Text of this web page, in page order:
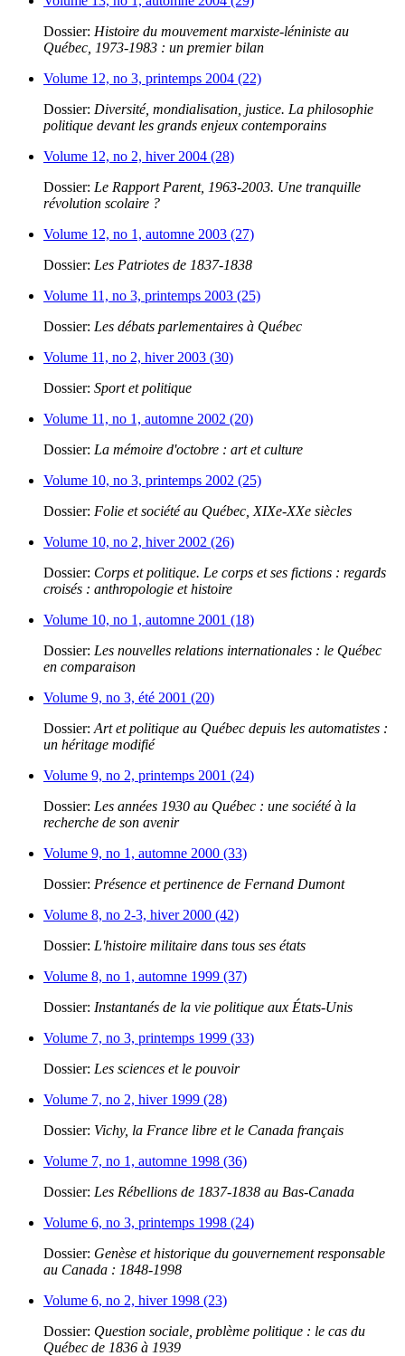
Dossier: Histoire du mouvement marxiste-léniniste au
Québec, 1973-1983 : un premier bilan
Volume 12, no 3, printemps 2004 (22)
Dossier: Diversité, mondialisation, justice. La philosophie
politique devant les grands enjeux contemporains
Volume 12, no 2, hiver 2004 (28)
Dossier: Le Rapport Parent, 1963-2003. Une tranquille
révolution scolaire ?
Volume 12, no 1, automne 2003 (27)
Dossier: Les Patriotes de 1837-1838
Volume 11, no 3, printemps 2003 (25)
Dossier: Les débats parlementaires à Québec
Volume 11, no 2, hiver 2003 (30)
Dossier: Sport et politique
Volume 11, no 1, automne 2002 (20)
Dossier: La mémoire d'octobre : art et culture
Volume 10, no 3, printemps 2002 (25)
Dossier: Folie et société au Québec, XIXe-XXe siècles
Volume 10, no 2, hiver 2002 (26)
Dossier: Corps et politique. Le corps et ses fictions : regards
croisés : anthropologie et histoire
Volume 10, no 1, automne 2001 (18)
Dossier: Les nouvelles relations internationales : le Québec
en comparaison
Volume 9, no 3, été 2001 (20)
Dossier: Art et politique au Québec depuis les automatistes :
un héritage modifié
Volume 9, no 2, printemps 2001 (24)
Dossier: Les années 1930 au Québec : une société à la
recherche de son avenir
Volume 9, no 1, automne 2000 (33)
Dossier: Présence et pertinence de Fernand Dumont
Volume 8, no 2-3, hiver 2000 (42)
Dossier: L'histoire militaire dans tous ses états
Volume 8, no 1, automne 1999 (37)
Dossier: Instantanés de la vie politique aux États-Unis
Volume 7, no 3, printemps 1999 (33)
Dossier: Les sciences et le pouvoir
Volume 7, no 2, hiver 1999 (28)
Dossier: Vichy, la France libre et le Canada français
Volume 7, no 1, automne 1998 (36)
Dossier: Les Rébellions de 1837-1838 au Bas-Canada
Volume 6, no 3, printemps 1998 (24)
Dossier: Genèse et historique du gouvernement responsable
au Canada : 1848-1998
Volume 6, no 2, hiver 1998 (23)
Dossier: Question sociale, problème politique : le cas du
Québec de 1836 à 1939